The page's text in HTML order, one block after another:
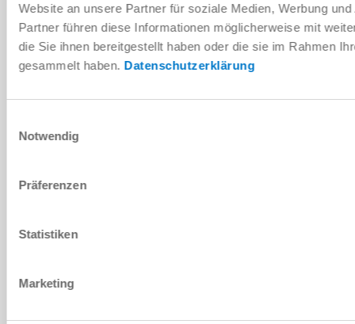
Website an unsere Partner für soziale Medien, Werbung
Partner führen diese Informationen möglicherweise mit
die Sie ihnen bereitgestellt haben oder die sie im Rahmen
gesammelt haben. Datenschutzerklärung
Notwendig
Präferenzen
Statistiken
Marketing